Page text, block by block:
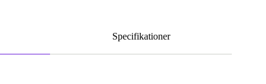
Specifikationer